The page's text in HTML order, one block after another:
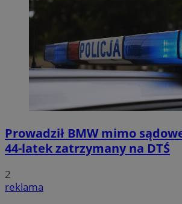
Prowadził BMW mimo
44-latek zatrzymany na DTŚ
2
reklama